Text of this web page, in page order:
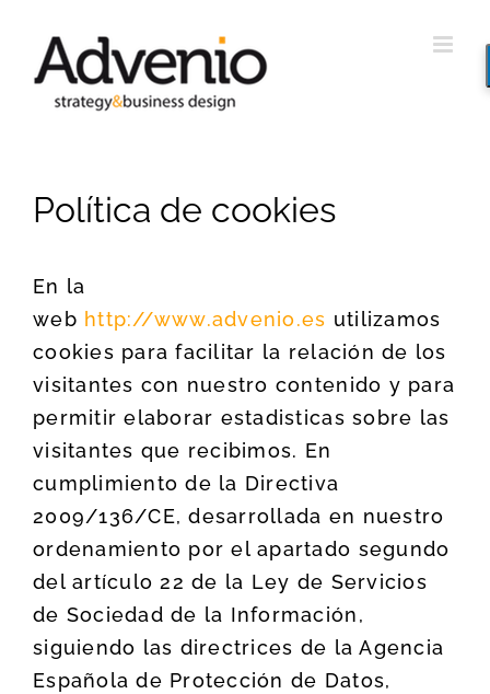
contenido
Política de cookies
En la
web http://www.advenio.es utilizamos
cookies para facilitar la relación de los
visitantes con nuestro contenido y para
permitir elaborar estadisticas sobre las
visitantes que recibimos. En
cumplimiento de la Directiva
2009/136/CE, desarrollada en nuestro
ordenamiento por el apartado segundo
del artículo 22 de la Ley de Servicios
de Sociedad de la Información,
siguiendo las directrices de la Agencia
Española de Protección de Datos,